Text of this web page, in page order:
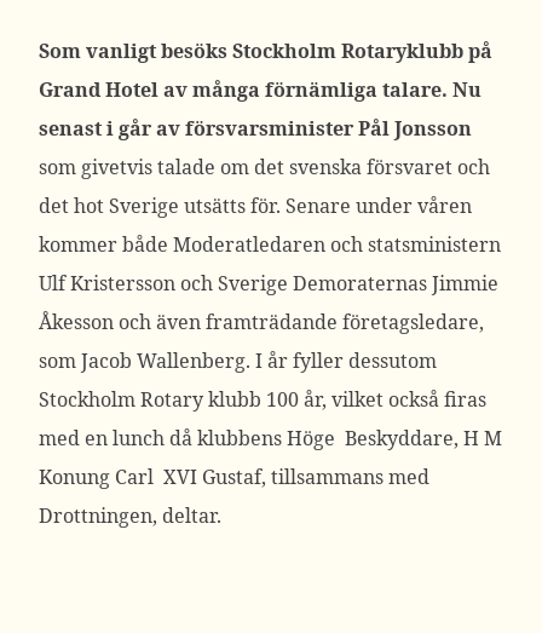
Som vanligt besöks Stockholm Rotaryklubb på
Grand Hotel av många förnämliga talare. Nu
senast i går av försvarsminister Pål Jonsson
som givetvis talade om det svenska försvaret och
det hot Sverige utsätts för. Senare under våren
kommer både Moderatledaren och statsministern
Ulf Kristersson och Sverige Demoraternas Jimmie
Åkesson och även framträdande företagsledare,
som Jacob Wallenberg. I år fyller dessutom
Stockholm Rotary klubb 100 år, vilket också firas
med en lunch då klubbens Höge Beskyddare, H M
Konung Carl XVI Gustaf, tillsammans med
Drottningen, deltar.